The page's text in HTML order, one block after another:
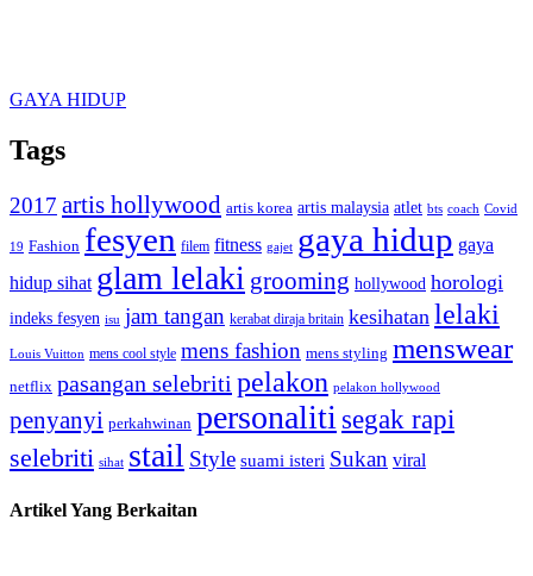
GAYA HIDUP
Tags
2017 artis hollywood artis korea artis malaysia atlet bts coach Covid
19 Fashion fesyen filem fitness gajet gaya hidup gaya
hidup sihat glam lelaki grooming hollywood horologi
indeks fesyen isu jam tangan kerabat diraja britain kesihatan lelaki
Louis Vuitton mens cool style mens fashion mens styling menswear
netflix pasangan selebriti pelakon pelakon hollywood
penyanyi perkahwinan personaliti segak rapi
selebriti sihat stail Style suami isteri Sukan viral
Artikel Yang Berkaitan